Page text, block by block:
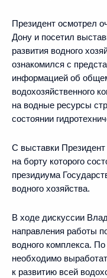
Президент осмотрел
Дону и посетил
развития водного
ознакомился с
информацией об
водохозяйственного
на водные ресурсы
состоянии
С выставки Президент
на борту которого
президиума
водного хозяйства.
В ходе дискуссии
направления работы
водного комплекса.
необходимо
к развитию всей